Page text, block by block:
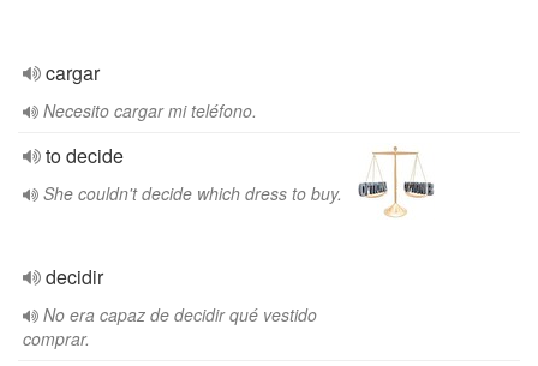
cargar
Necesito cargar mi teléfono.
to decide
She couldn't decide which dress to buy.
decidir
No era capaz de decidir qué vestido
comprar.